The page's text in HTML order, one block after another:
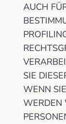
AUCH
SIE
WENN
WERDEN